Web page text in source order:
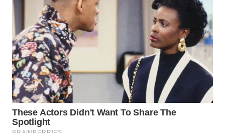
UMKM
WAHANA
SELEB
WAHANA
PERSONA
WAHANA
OTOMOTIF